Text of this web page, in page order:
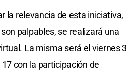
la relevancia de esta iniciativa,
palpables, se realizará una
La misma será el viernes 3
con la participación de